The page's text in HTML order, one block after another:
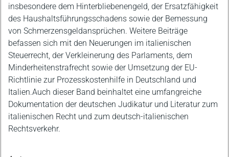
insbesondere dem Hinterbliebenengeld, der Ersatzfähigkeit
des Haushaltsführungsschadens sowie der Bemessung
von Schmerzensgeldansprüchen. Weitere Beiträge
befassen sich mit den Neuerungen im italienischen
Steuerrecht, der Verkleinerung des Parlaments, dem
Minderheitenstrafrecht sowie der Umsetzung der EU-
Richtlinie zur Prozesskostenhilfe in Deutschland und
Italien.Auch dieser Band beinhaltet eine umfangreiche
Dokumentation der deutschen Judikatur und Literatur zum
italienischen Recht und zum deutsch-italienischen
Rechtsverkehr.